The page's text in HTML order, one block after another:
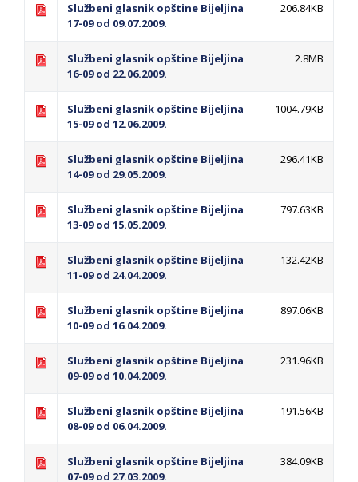
Službeni glasnik opštine Bijeljina
17-09 od 09.07.2009.
206.84KB
Službeni glasnik opštine Bijeljina
16-09 od 22.06.2009.
2.8MB
Službeni glasnik opštine Bijeljina
15-09 od 12.06.2009.
1004.79KB
Službeni glasnik opštine Bijeljina
14-09 od 29.05.2009.
296.41KB
Službeni glasnik opštine Bijeljina
13-09 od 15.05.2009.
797.63KB
Službeni glasnik opštine Bijeljina
11-09 od 24.04.2009.
132.42KB
Službeni glasnik opštine Bijeljina
10-09 od 16.04.2009.
897.06KB
Službeni glasnik opštine Bijeljina
09-09 od 10.04.2009.
231.96KB
Službeni glasnik opštine Bijeljina
08-09 od 06.04.2009.
191.56KB
Službeni glasnik opštine Bijeljina
07-09 od 27.03.2009.
384.09KB